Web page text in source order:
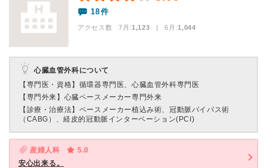
18件
アクセス数 7月:1,123 | 6月:1,044
心臓血管外科について
【専門医・資格】 循環器専門医、心臓血管外科専門医
【専門外来】 心臓ペースメーカー専門外来
【診療・治療法】 ペースメーカー植込み術、冠動脈バイパス術
（CABG）、経皮的冠動脈インターベーション(PCI)
産婦人科
5.0
安心出来る。